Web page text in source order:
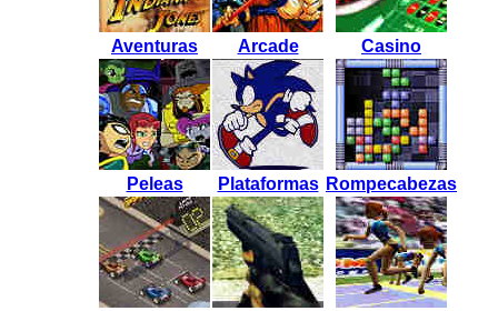
Aventuras Arcade Casino
Peleas Plataformas Rompecabezas